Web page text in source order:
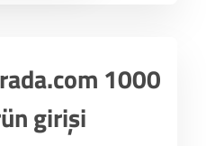
1000
girişi